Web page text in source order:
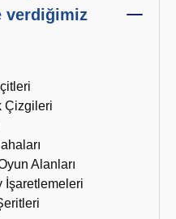
verdiğimiz
Çizgileri
Alanları
İşaretlemeleri